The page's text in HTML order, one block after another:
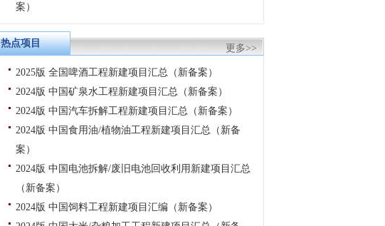
案）
更多>>
热点项目
2025版 全国啤酒工程新建项目汇总（新备案）
2024版 中国矿泉水工程新建项目汇总（新备案）
2024版 中国汽车拆解工程新建项目汇总（新备案）
2024版 中国食用油/植物油工程新建项目汇总（新备
案）
2024版 中国电池拆解/废旧电池回收利用新建项目汇总
（新备案）
2024版 中国饲料工程新建项目汇编（新备案）